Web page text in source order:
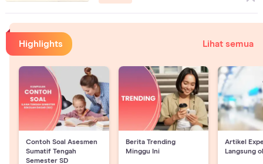
Highlights Lihat semua
Contoh Soal Asesmen
Sumatif Tengah
Semester SD
Berita Trending
Minggu Ini
Artikel
Langsung